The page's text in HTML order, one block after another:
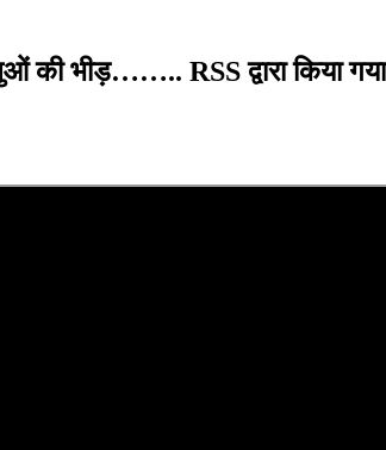
की भीड़…….. RSS द्वारा किया